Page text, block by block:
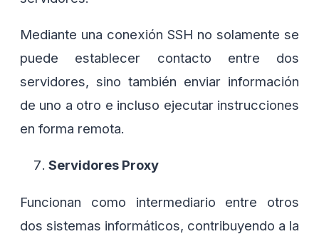
Mediante una conexión SSH no solamente se
puede establecer contacto entre dos
servidores, sino también enviar información
de uno a otro e incluso ejecutar instrucciones
en forma remota.
Servidores Proxy
Funcionan como intermediario entre otros
dos sistemas informáticos, contribuyendo a la